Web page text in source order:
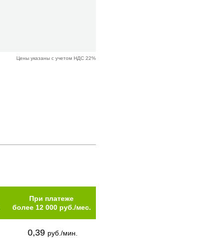
Цены указаны с учетом НДС 22%
При платеже
более 12 000 руб./мес.
0,39 руб./мин.